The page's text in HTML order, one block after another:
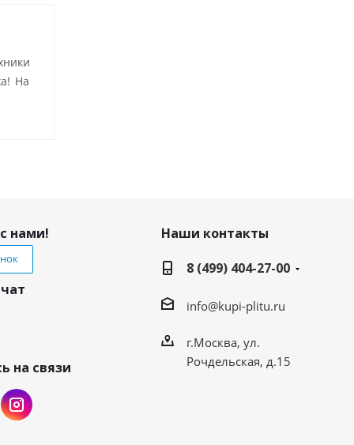
На
нами!
на связи
Наши контакты
8 (499) 404-27-00
info@kupi-plitu.ru
г.Москва, ул.
Рочдельская, д.15